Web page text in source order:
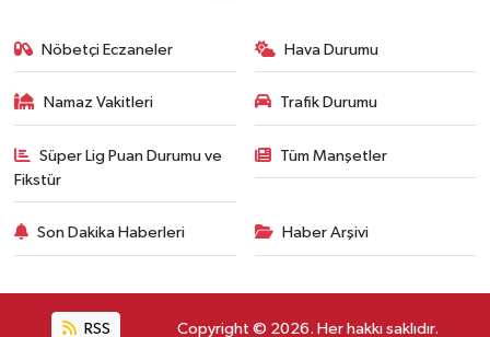
Nöbetçi Eczaneler Hava Durumu
Namaz Vakitleri Trafik Durumu
Süper Lig Puan Durumu ve
Fikstür
Tüm Manşetler
Son Dakika Haberleri Haber Arşivi
RSS Copyright © 2026. Her hakkı saklıdır.